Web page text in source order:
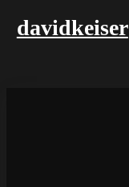
davidkeiser